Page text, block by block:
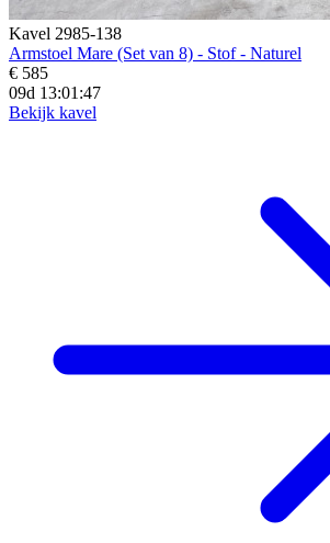
Kavel 2985-138
Armstoel Mare (Set van 8) - Stof - Naturel
€ 585
09d 13:01:45
Bekijk kavel